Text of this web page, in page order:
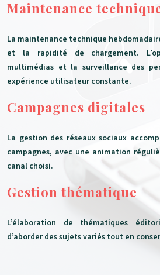
Maintenance
La maintenance technique
et la rapidité de chargement.
multimédias et la surveillance des
expérience utilisateur constante.
Campagnes digitales
La gestion des réseaux sociaux
campagnes, avec une animation
canal choisi.
Gestion thématique
L’élaboration de thématiques
d’aborder des sujets variés tout en